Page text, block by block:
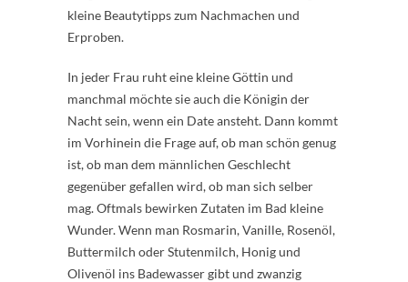
kleine Beautytipps zum Nachmachen und
Erproben.
In jeder Frau ruht eine kleine Göttin und
manchmal möchte sie auch die Königin der
Nacht sein, wenn ein Date ansteht. Dann kommt
im Vorhinein die Frage auf, ob man schön genug
ist, ob man dem männlichen Geschlecht
gegenüber gefallen wird, ob man sich selber
mag. Oftmals bewirken Zutaten im Bad kleine
Wunder. Wenn man Rosmarin, Vanille, Rosenöl,
Buttermilch oder Stutenmilch, Honig und
Olivenöl ins Badewasser gibt und zwanzig